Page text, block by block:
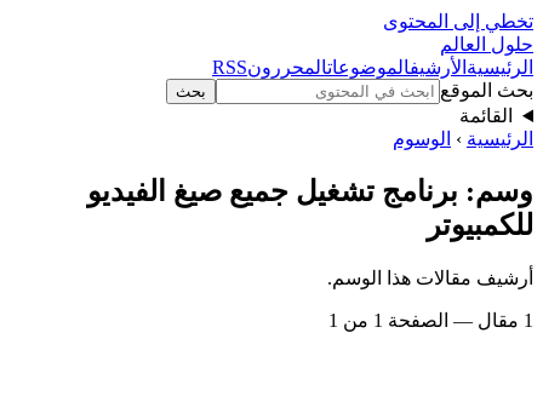
تخطي إلى المحتوى
حلول العالم
الرئيسية الأرشيفالموضوعاتالمحررونRSS
بحث الموقع
بحث
القائمة
الرئيسية › الوسوم
وسم: برنامج تشغيل جميع صيغ الفيديو
للكمبيوتر
أرشيف مقالات هذا الوسم.
1 مقال — الصفحة 1 من 1